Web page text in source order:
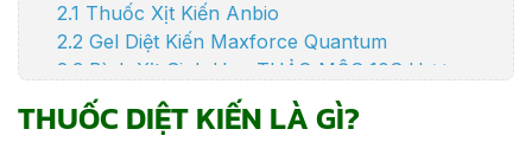
2.1 Thuốc Xịt Kiến Anbio
2.2 Gel Diệt Kiến Maxforce Quantum
2.3 Bình Xịt Sinh Học THẢO MỘC 10S Hương
Sả Chanh
2.4 Bình xịt thảo mộc thiên nhiên an toàn sức
THUỐC DIỆT KIẾN LÀ GÌ?